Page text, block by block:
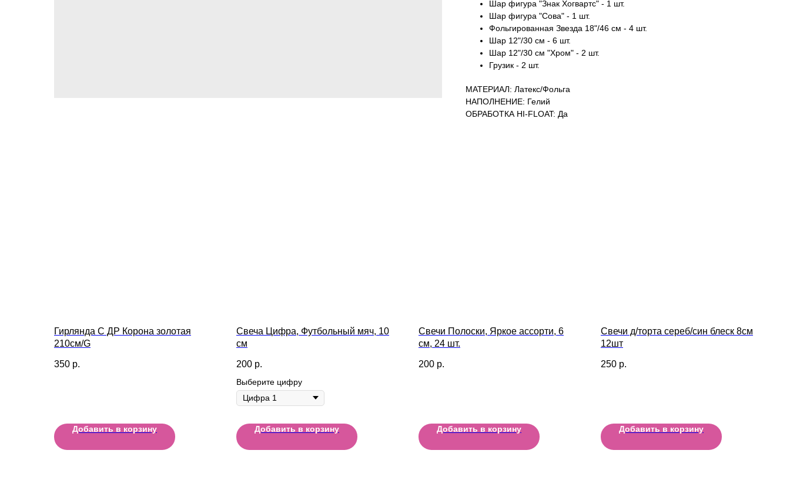
Шар фигура "Знак Хогвартс" - 1 шт.
Шар фигура "Сова" - 1 шт.
Фольгированная Звезда 18"/46 см - 4 шт.
Шар 12"/30 см - 6 шт.
Шар 12"/30 см "Хром" - 2 шт.
Грузик - 2 шт.
МАТЕРИАЛ: Латекс/Фольга
НАПОЛНЕНИЕ: Гелий
ОБРАБОТКА HI-FLOAT: Да
Гирлянда С ДР Корона золотая
210см/G
350 р.
Добавить в корзину
Свеча Цифра, Футбольный мяч, 10
см
200 р.
Выберите цифру
Добавить в корзину
Свечи Полоски, Яркое ассорти, 6
см, 24 шт.
200 р.
Добавить в корзину
Свечи д/торта сереб/син блеск 8см
12шт
250 р.
Добавить в корзину